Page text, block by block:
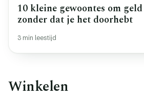
10 kleine gewoontes om
zonder dat je het doorhebt
3 min leestijd
Winkelen